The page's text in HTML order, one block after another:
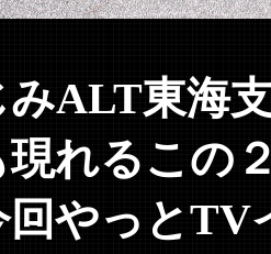
ALT東海
れるこの
回やっと